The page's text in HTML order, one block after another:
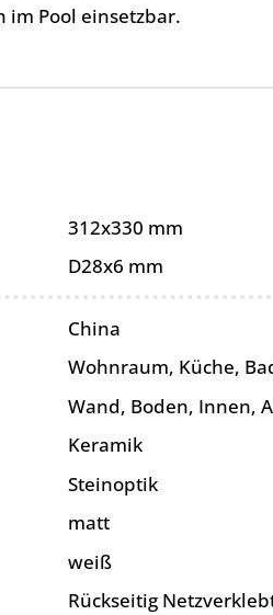
im Pool einsetzbar.
312x330 mm
D28x6 mm
China
Wohnraum, Küche,
Wand, Boden, Innen,
Keramik
Steinoptik
matt
weiß
Rückseitig